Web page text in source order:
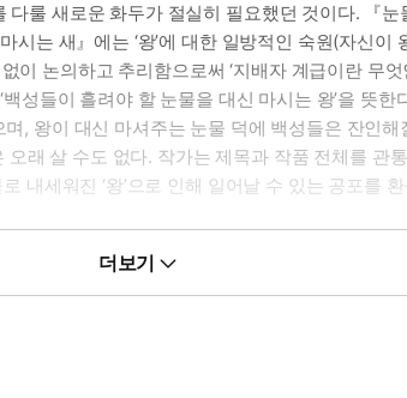
룰 새로운 화두가 절실히 필요했던 것이다. 『
시는 새』에는 ‘왕’에 대한 일방적인 숙원(자신
논의하고 추리함으로써 ‘지배자 계급이란 무
성들이 흘려야 할 눈물을 대신 마시는 왕’을 뜻
, 왕이 대신 마셔주는 눈물 덕에 백성들은 잔인
래 살 수도 없다. 작가는 제목과 작품 전체를 관
내세워진 ‘왕’으로 인해 일어날 수 있는 공포를
야기가 독자의 눈을 사로잡는다. 특히 넷으로 구
흡사한 인간족이다. 왕이 되고자 하는 제왕병자
더보기